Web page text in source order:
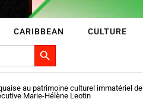
CARIBBEAN CULTURE
Search Button
au patrimoine culturel immatériel de
Marie-Hélène Leotin